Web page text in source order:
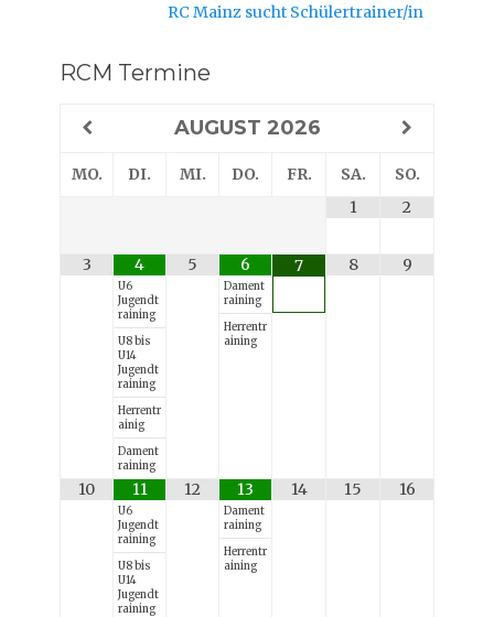
RC Mainz sucht Schülertrainer/in
RCM Termine
AUGUST 2026
MO. DI. MI. DO. FR. SA.
SO.
1
2
3 4
U6
Jugendt
raining
U8 bis
U14
Jugendt
raining
Herrentr
ainig
Dament
raining
5 6
Dament
raining
Herrentr
aining
7 8 9
10 11
U6
Jugendt
raining
U8 bis
U14
Jugendt
raining
12 13
Dament
raining
Herrentr
aining
14 15 16